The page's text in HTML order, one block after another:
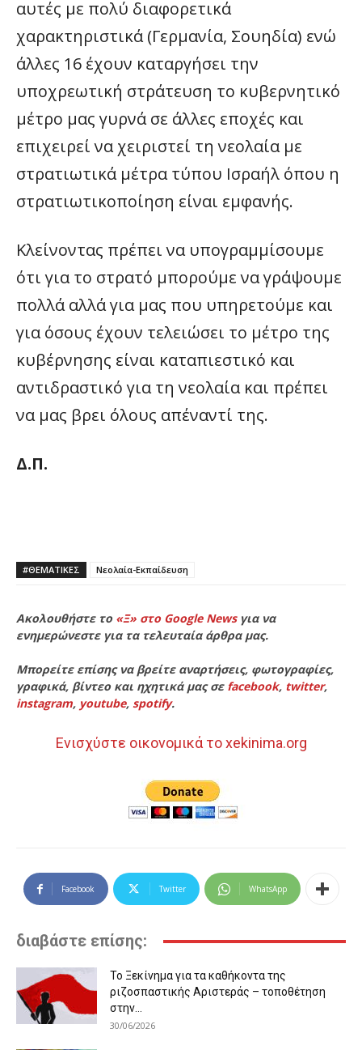
αυτές με πολύ διαφορετικά
χαρακτηριστικά (Γερμανία, Σουηδία) ενώ
άλλες 16 έχουν καταργήσει την
υποχρεωτική στράτευση το κυβερνητικό
μέτρο μας γυρνά σε άλλες εποχές και
επιχειρεί να χειριστεί τη νεολαία με
στρατιωτικά μέτρα τύπου Ισραήλ όπου η
στρατιωτικοποίηση είναι εμφανής.
Κλείνοντας πρέπει να υπογραμμίσουμε
ότι για το στρατό μπορούμε να γράψουμε
πολλά αλλά για μας που υπηρετούμε και
για όσους έχουν τελειώσει το μέτρο της
κυβέρνησης είναι καταπιεστικό και
αντιδραστικό για τη νεολαία και πρέπει
να μας βρει όλους απέναντί της.
Δ.Π.
#ΘΕΜΑΤΙΚΈΣ Νεολαία-Εκπαίδευση
Ακολουθήστε το «Ξ» στο Google Newsγια να
ενημερώνεστε για τα τελευταία άρθρα μας.
Μπορείτε επίσης να βρείτε αναρτήσεις, φωτογραφίες,
γραφικά, βίντεο και ηχητικά μας σε facebook, twitter,
instagram, youtube, spotify.
Ενισχύστε οικονομικά το xekinima.org
Facebook Twitter WhatsApp
διαβάστε επίσης:
Το Ξεκίνημα για τα καθήκοντα της
ριζοσπαστικής Αριστεράς – τοποθέτηση
στην...
30/06/2026